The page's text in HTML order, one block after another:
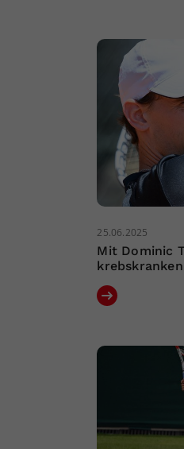
25.06.2025
Mit Dominic